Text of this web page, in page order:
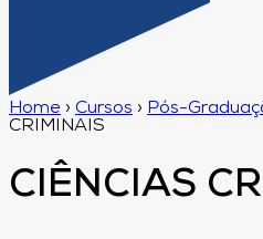
Home › Cursos › Pós-
CRIMINAIS
CIÊNCIAS